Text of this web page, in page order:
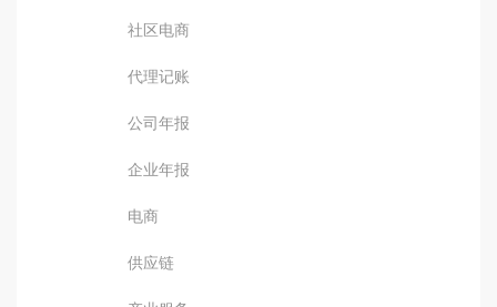
社区电商
代理记账
公司年报
企业年报
电商
供应链